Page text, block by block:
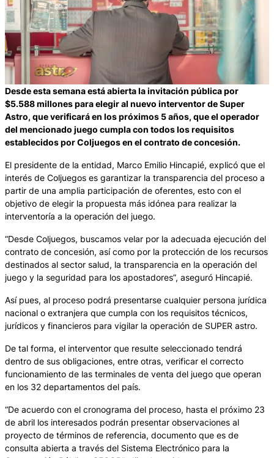
Desde esta semana está abierta la invitación pública por
$5.588 millones para elegir al nuevo interventor de Super
Astro, que verificará en los próximos 5 años, que el operador
del mencionado juego cumpla con todos los requisitos
establecidos por Coljuegos en el contrato de concesión.
El presidente de la entidad, Marco Emilio Hincapié, explicó que el
interés de Coljuegos es garantizar la transparencia del proceso a
partir de una amplia participación de oferentes, esto con el
objetivo de elegir la propuesta más idónea para realizar la
interventoría a la operación del juego.
“Desde Coljuegos, buscamos velar por la adecuada ejecución del
contrato de concesión, así como por la protección de los recursos
destinados al sector salud, la transparencia en la operación del
juego y la seguridad para los apostadores”, aseguró Hincapié.
Así pues, al proceso podrá presentarse cualquier persona jurídica
nacional o extranjera que cumpla con los requisitos técnicos,
jurídicos y financieros para vigilar la operación de SUPER astro.
De tal forma, el interventor que resulte seleccionado tendrá
dentro de sus obligaciones, entre otras, verificar el correcto
funcionamiento de las terminales de venta del juego que operan
en los 32 departamentos del país.
“De acuerdo con el cronograma del proceso, hasta el próximo 23
de abril los interesados podrán presentar observaciones al
proyecto de términos de referencia, documento que es de
consulta abierta a través del Sistema Electrónico para la